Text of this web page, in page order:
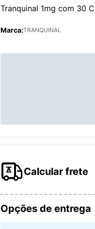
Tranquinal 1mg com 30
Marca:TRANQUINAL
Calcular frete
Opções de entrega